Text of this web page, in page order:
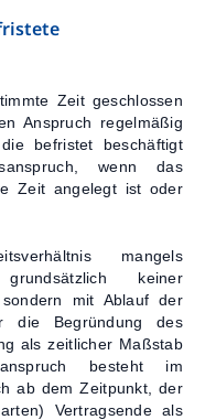
Zeit geschlossen
Anspruch regelmäßig
befristet beschäftigt
wenn das
Zeit angelegt ist oder
mangels
keiner
mit Ablauf der
die Begründung des
als zeitlicher Maßstab
besteht im
ab dem Zeitpunkt, der
Vertragsende als